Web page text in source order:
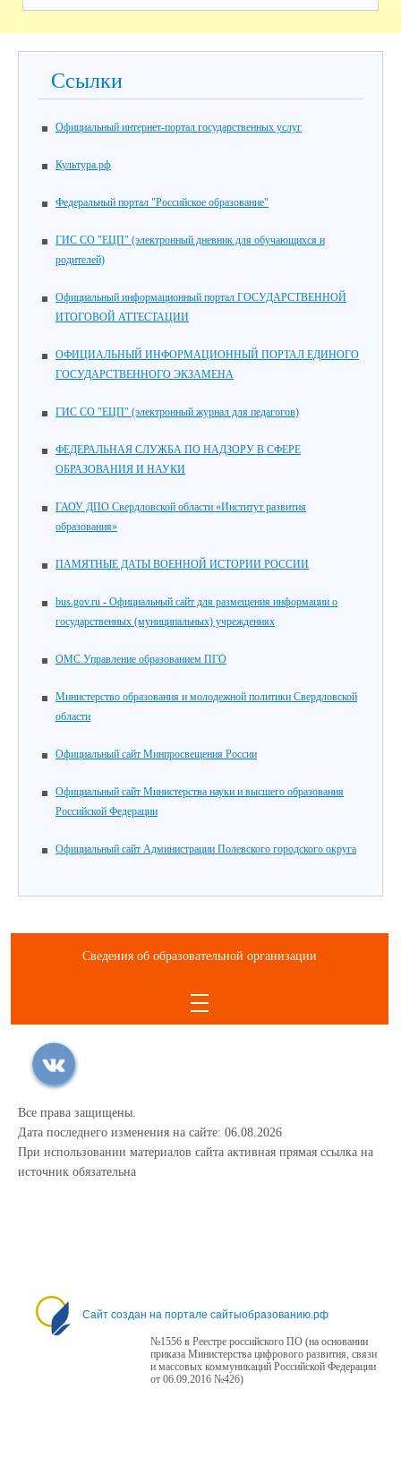
Ссылки
Официальный интернет-портал государственных услуг
Культура.рф
Федеральный портал "Российское образование"
ГИС СО "ЕЦП" (электронный дневник для обучающихся и
родителей)
Официальный информационный портал ГОСУДАРСТВЕННОЙ
ИТОГОВОЙ АТТЕСТАЦИИ
ОФИЦИАЛЬНЫЙ ИНФОРМАЦИОННЫЙ ПОРТАЛ ЕДИНОГО
ГОСУДАРСТВЕННОГО ЭКЗАМЕНА
ГИС СО "ЕЦП" (электронный журнал для педагогов)
ФЕДЕРАЛЬНАЯ СЛУЖБА ПО НАДЗОРУ В СФЕРЕ
ОБРАЗОВАНИЯ И НАУКИ
ГАОУ ДПО Свердловской области «Институт развития
образования»
ПАМЯТНЫЕ ДАТЫ ВОЕННОЙ ИСТОРИИ РОССИИ
bus.gov.ru - Официальный сайт для размещения информации о
государственных (муниципальных) учреждениях
ОМС Управление образованием ПГО
Министерство образования и молодежной политики Свердловской
области
Официальный сайт Минпросвещения России
Официальный сайт Министерства науки и высшего образования
Российской Федерации
Официальный сайт Администрации Полевского городского округа
Сведения об образовательной организации
Все права защищены.
Дата последнего изменения на сайте: 06.08.2026
При использовании материалов сайта активная прямая ссылка на
источник обязательна
Сайт создан на портале сайтыобразованию.рф
№1556 в Реестре российского ПО (на основании
приказа Министерства цифрового развития, связи
и массовых коммуникаций Российской Федерации
от 06.09.2016 №426)